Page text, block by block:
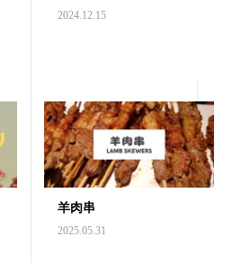
2024.12.15
羊肉串
2025.05.31